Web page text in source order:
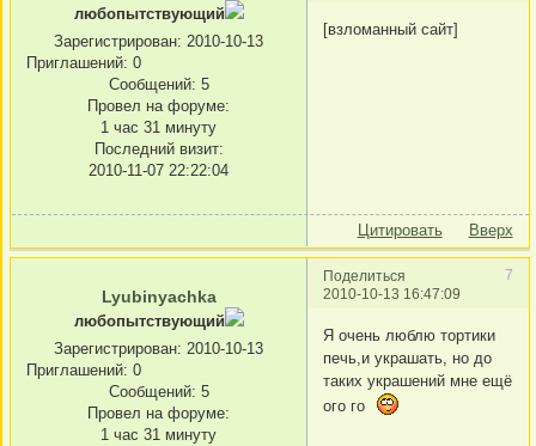
любопытствующий
Зарегистрирован: 2010-10-13
Приглашений: 0
Сообщений: 5
Провел на форуме:
1 час 31 минуту
Последний визит:
2010-11-07 22:22:04
[взломанный сайт]
Цитировать Вверх
Поделиться
7
2010-10-13 16:47:09
Lyubinyachka
любопытствующий
Зарегистрирован: 2010-10-13
Приглашений: 0
Сообщений: 5
Провел на форуме:
1 час 31 минуту
Я очень люблю тортики
печь,и украшать, но до
таких украшений мне ещё
ого го